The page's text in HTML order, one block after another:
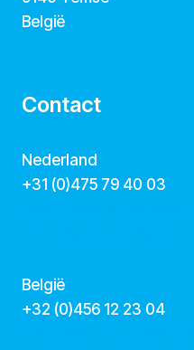
België
Contact
Nederland
+31 (0)475 79 40 03
België
‭+32 (0)456 12 23 04‬